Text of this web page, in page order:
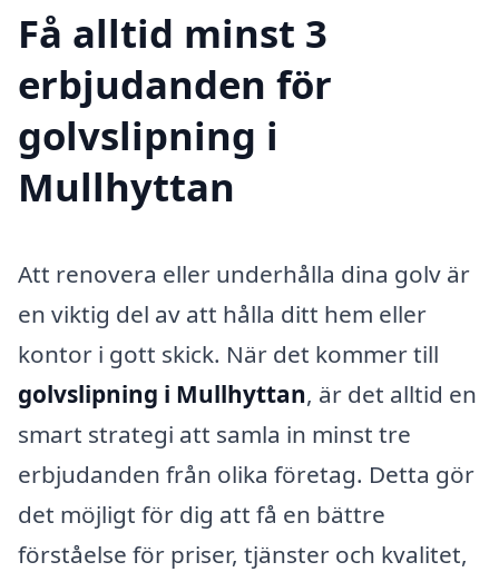
Få alltid minst 3
erbjudanden för
golvslipning i
Mullhyttan
Att renovera eller underhålla dina golv är
en viktig del av att hålla ditt hem eller
kontor i gott skick. När det kommer till
golvslipning i Mullhyttan, är det alltid en
smart strategi att samla in minst tre
erbjudanden från olika företag. Detta gör
det möjligt för dig att få en bättre
förståelse för priser, tjänster och kvalitet,